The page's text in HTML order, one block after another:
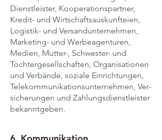
Dienst­leister, Kooperations­partner,
Kredit- und Wirtschafts­auskunfteien,
Logistik- und Versand­unternehmen,
Marketing- und Werbe­agenturen,
Medien, Mutter-, Schwester- und
Tochter­gesell­schaften, Organi­sationen
und Verbände, soziale Ein­richtungen,
Tele­kommunikations­unternehmen, Ver­
sicherungen und Zahlungs­dienst­leister
bekannt­geben.